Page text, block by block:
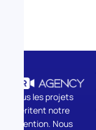
Tous les projets
méritent notre
attention. Nous